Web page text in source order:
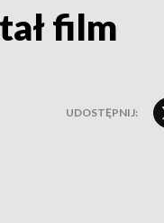
film
UDOSTĘPNIJ: